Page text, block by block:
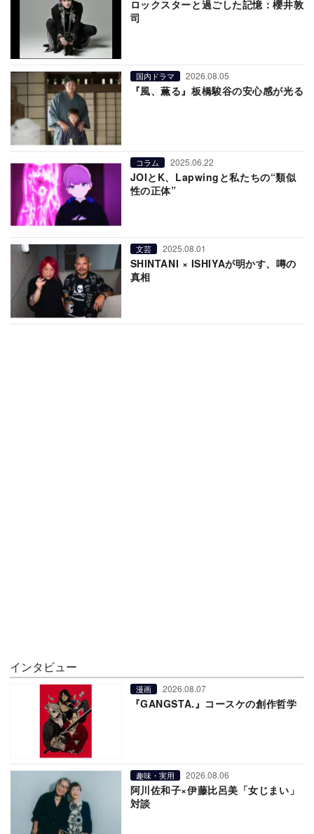
ロックスターと過ごした記憶：櫻井敦
司
国内ドラマ 2026.08.05
『風、薫る』板橋駿谷の安心感が光る
コラム 2025.06.22
JOIとK、Lapwingと私たちの“類似
性の正体”
文芸 2025.08.01
SHINTANI × ISHIYAが明かす、噂の
真相
インタビュー
漫画 2026.08.07
『GANGSTA.』コースケの創作哲学
趣味・実用 2026.08.06
阿川佐和子×伊藤比呂美「女じまい」
対談